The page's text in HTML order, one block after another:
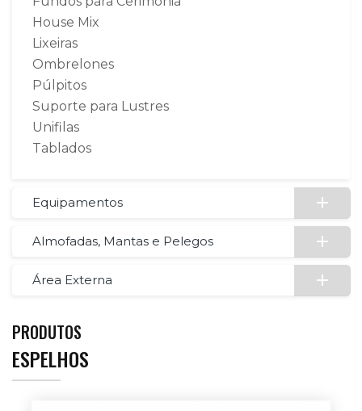
House Mix
Lixeiras
Ombrelones
Púlpitos
Suporte para Lustres
Unifilas
Tablados
Equipamentos
Almofadas, Mantas e Pelegos
Área Externa
PRODUTOS
ESPELHOS